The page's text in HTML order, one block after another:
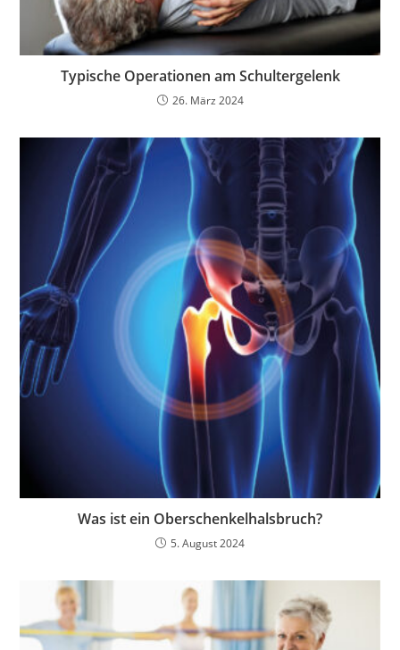
Typische Operationen am Schultergelenk
26. März 2024
Was ist ein Oberschenkelhalsbruch?
5. August 2024